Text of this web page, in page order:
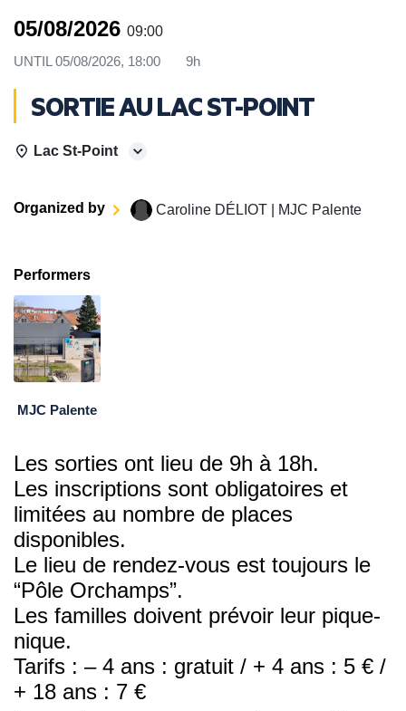
05/08/2026 09:00
UNTIL 05/08/2026, 18:00 9h
SORTIE AU LAC ST-POINT
Lac St-Point
Organized by Caroline DÉLIOT | MJC Palente
Performers
MJC Palente
Les sorties ont lieu de 9h à 18h.
Les inscriptions sont obligatoires et
limitées au nombre de places
disponibles.
Le lieu de rendez-vous est toujours le
“Pôle Orchamps”.
Les familles doivent prévoir leur pique-
nique.
Tarifs : – 4 ans : gratuit / + 4 ans : 5 € /
+ 18 ans : 7 €